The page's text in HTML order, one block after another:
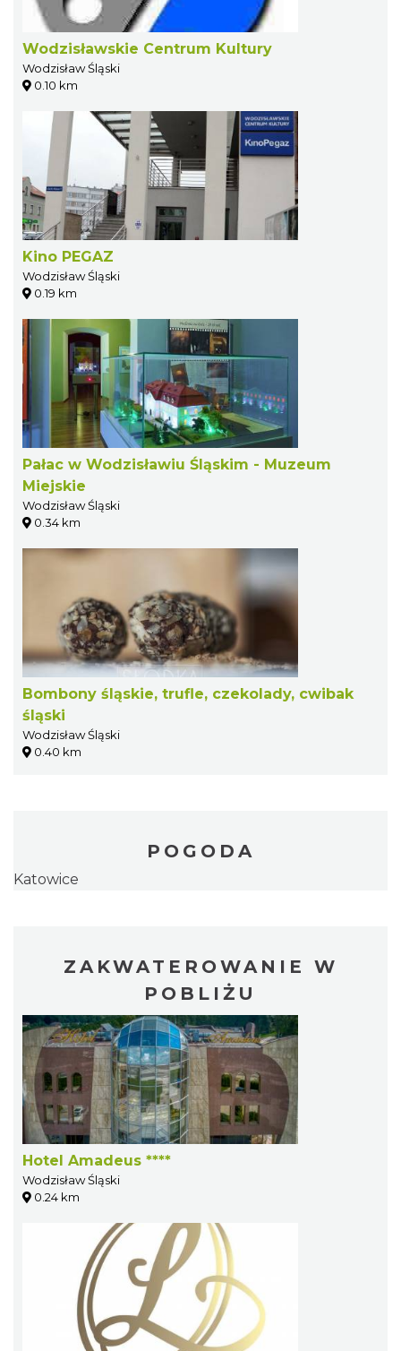
Wodzisławskie Centrum Kultury
Wodzisław Śląski
0.10 km
Kino PEGAZ
Wodzisław Śląski
0.19 km
Pałac w Wodzisławiu Śląskim - Muzeum
Miejskie
Wodzisław Śląski
0.34 km
Bombony śląskie, trufle, czekolady, cwibak
śląski
Wodzisław Śląski
0.40 km
POGODA
Katowice
ZAKWATEROWANIE W
POBLIŻU
Hotel Amadeus ****
Wodzisław Śląski
0.24 km